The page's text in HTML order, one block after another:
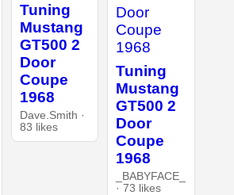
Tuning
Mustang
GT500 2
Door
Coupe
1968
Dave.Smith ·
83 likes
Tuning
Mustang
GT500 2
Door
Coupe
1968
_BABYFACE_
· 73 likes